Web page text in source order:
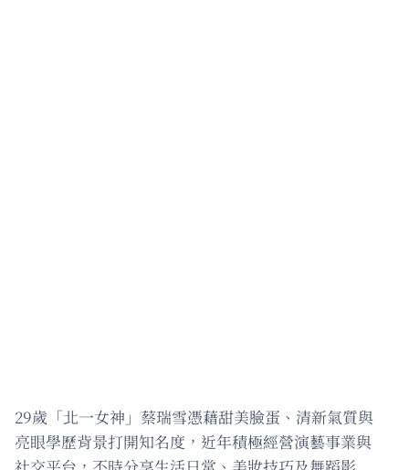
29歲「北一女神」蔡瑞雪憑藉甜美臉蛋、清新氣質與
亮眼學歷背景打開知名度，近年積極經營演藝事業與